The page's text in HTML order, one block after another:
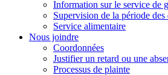
Information sur le service de
Supervision de la période des
Service alimentaire
Nous joindre
Coordonnées
Justifier un retard ou une
Processus de plainte